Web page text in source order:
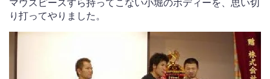
マウスピースすら持ってこない小堀のボディーを、思い切
り打ってやりました。